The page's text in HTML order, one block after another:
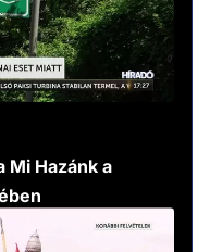
Mi Hazánk a